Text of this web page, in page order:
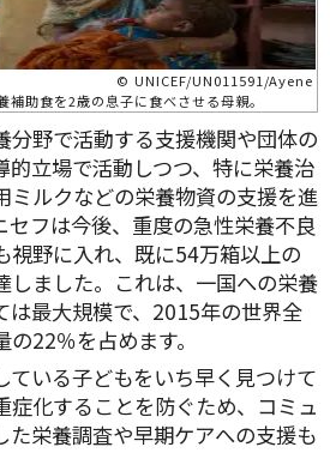
© UNICEF/UN011591/Ayene
助食を2歳の息子に食べさせる母親。
分野で活動する支援機関や団体の
的立場で活動しつつ、特に栄養治
ミルクなどの栄養物資の支援を進
セフは今後、重度の急性栄養不良
視野に入れ、既に54万箱以上の
しました。これは、一国への栄養
は最大規模で、2015年の世界全
22％を占めます。
ている子どもをいち早く見つけて
症化することを防ぐため、コミュ
た栄養調査や早期ケアへの支援も